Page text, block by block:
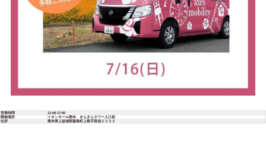
営業時間
11:00-17:00
開催場所
イオンモール熊本 きらきらタワー入口前
住所
熊本県上益城郡嘉島町上島字長池２２３２